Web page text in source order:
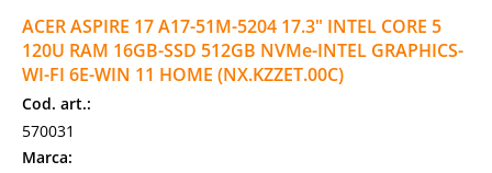
ACER ASPIRE 17 A17-51M-5204 17.3" INTEL CORE 5
120U RAM 16GB-SSD 512GB NVMe-INTEL GRAPHICS-
WI-FI 6E-WIN 11 HOME (NX.KZZET.00C)
Cod. art.:
570031
Marca: